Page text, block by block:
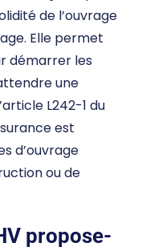
de l’ouvrage
Elle permet
démarrer les
une
L242-1 du
est
d’ouvrage
ou de
propose-